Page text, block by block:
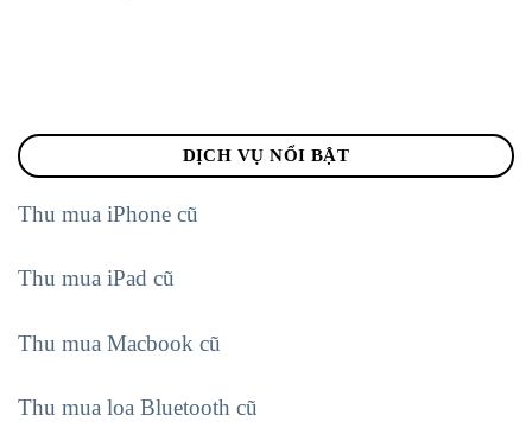
DỊCH VỤ NỔI BẬT
Thu mua iPhone cũ
Thu mua iPad cũ
Thu mua Macbook cũ
Thu mua loa Bluetooth cũ